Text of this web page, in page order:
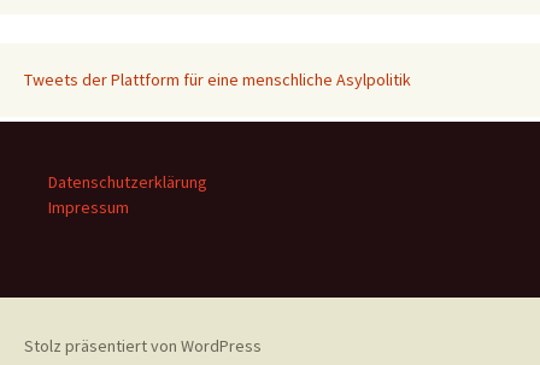
Tweets der Plattform für eine menschliche Asylpolitik
Datenschutzerklärung
Impressum
Stolz präsentiert von WordPress